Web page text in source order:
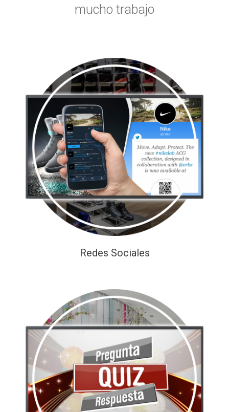
mucho trabajo
Redes Sociales